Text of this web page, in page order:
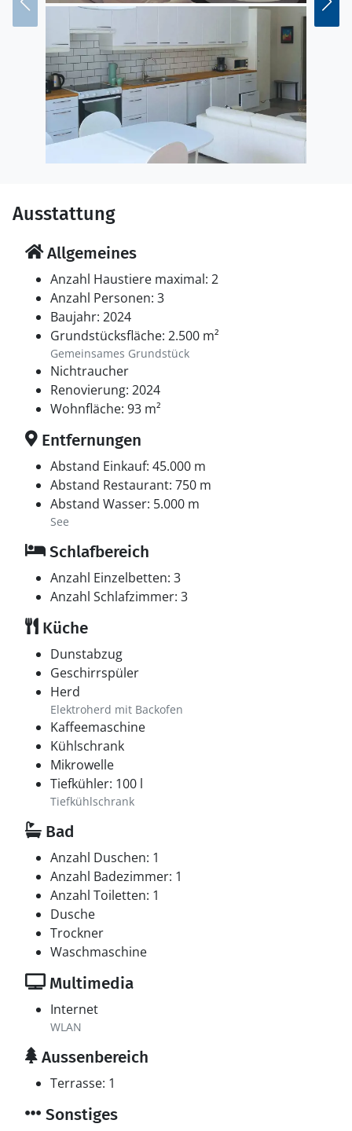
Ausstattung
Allgemeines
Anzahl Haustiere maximal: 2
Anzahl Personen: 3
Baujahr: 2024
Grundstücksfläche: 2.500 m²
Gemeinsames Grundstück
Nichtraucher
Renovierung: 2024
Wohnfläche: 93 m²
Entfernungen
Abstand Einkauf: 45.000 m
Abstand Restaurant: 750 m
Abstand Wasser: 5.000 m
See
Schlafbereich
Anzahl Einzelbetten: 3
Anzahl Schlafzimmer: 3
Küche
Dunstabzug
Geschirrspüler
Herd
Elektroherd mit Backofen
Kaffeemaschine
Kühlschrank
Mikrowelle
Tiefkühler: 100 l
Tiefkühlschrank
Bad
Anzahl Duschen: 1
Anzahl Badezimmer: 1
Anzahl Toiletten: 1
Dusche
Trockner
Waschmaschine
Multimedia
Internet
WLAN
Aussenbereich
Terrasse: 1
Sonstiges